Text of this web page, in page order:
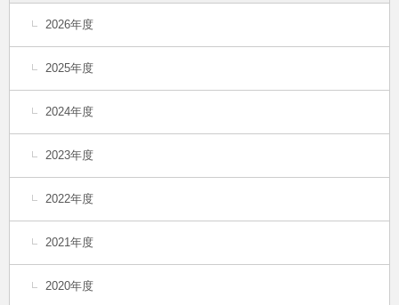
2026年度
2025年度
2024年度
2023年度
2022年度
2021年度
2020年度